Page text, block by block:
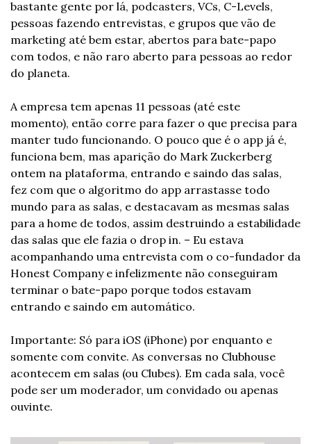
bastante gente por lá, podcasters, VCs, C-Levels,
pessoas fazendo entrevistas, e grupos que vão de
marketing até bem estar, abertos para bate-papo
com todos, e não raro aberto para pessoas ao redor
do planeta.
A empresa tem apenas 11 pessoas (até este
momento), então corre para fazer o que precisa para
manter tudo funcionando. O pouco que é o app já é,
funciona bem, mas aparição do Mark Zuckerberg
ontem na plataforma, entrando e saindo das salas,
fez com que o algoritmo do app arrastasse todo
mundo para as salas, e destacavam as mesmas salas
para a home de todos, assim destruindo a estabilidade
das salas que ele fazia o drop in. – Eu estava
acompanhando uma entrevista com o co-fundador da
Honest Company e infelizmente não conseguiram
terminar o bate-papo porque todos estavam
entrando e saindo em automático.
Importante: Só para iOS (iPhone) por enquanto e
somente com convite. As conversas no Clubhouse
acontecem em salas (ou Clubes). Em cada sala, você
pode ser um moderador, um convidado ou apenas
ouvinte.